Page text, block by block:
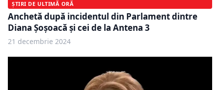
ȘTIRI DE ULTIMĂ ORĂ
Anchetă după incidentul din Parlament dintre
Diana Șoșoacă și cei de la Antena 3
21 decembrie 2024